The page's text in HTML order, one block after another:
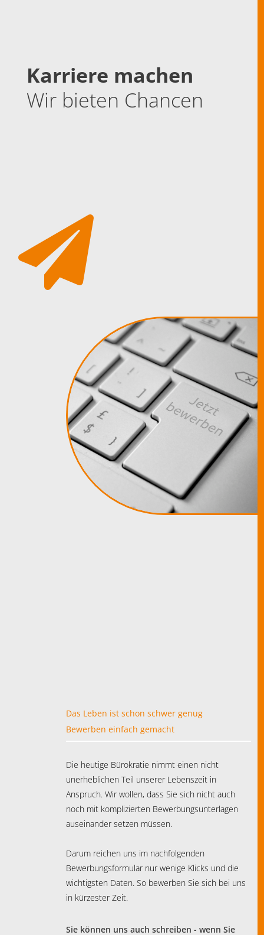
Karriere machen
Wir bieten Chancen
Das Leben ist schon schwer genug
Bewerben einfach gemacht
Die heutige Bürokratie nimmt einen nicht
unerheblichen Teil unserer Lebenszeit in
Anspruch. Wir wollen, dass Sie sich nicht auch
noch mit komplizierten Bewerbungsunterlagen
auseinander setzen müssen.
Darum reichen uns im nachfolgenden
Bewerbungsformular nur wenige Klicks und die
wichtigsten Daten. So bewerben Sie sich bei uns
in kürzester Zeit.
Sie können uns auch schreiben - wenn Sie